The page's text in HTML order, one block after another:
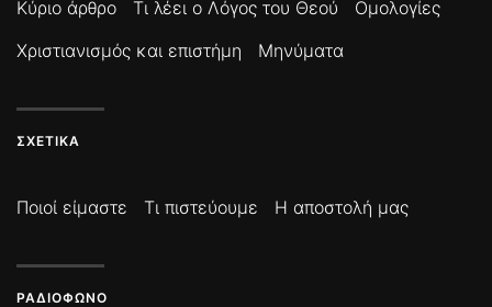
Κύριο άρθρο Τι λέει ο Λόγος του Θεού
Ομολογίες
Χριστιανισμός και επιστήμη
Μηνύματα
ΣΧΕΤΙΚΆ
Ποιοί είμαστε Τι πιστεύουμε Η αποστολή μας
ΡΑΔΙΌΦΩΝΟ